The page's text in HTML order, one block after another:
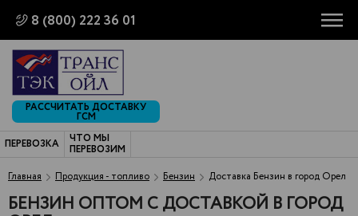
8 (800) 222 36 01
РАССЧИТАТЬ ДОСТАВКУ
ГСМ
ПЕРЕВОЗКА
ЧТО МЫ
ПЕРЕВОЗИМ
Главная
Продукция - топливо Бензин Доставка Бензин в город Орел
БЕНЗИН ОПТОМ С ДОСТАВКОЙ В ГОРОД